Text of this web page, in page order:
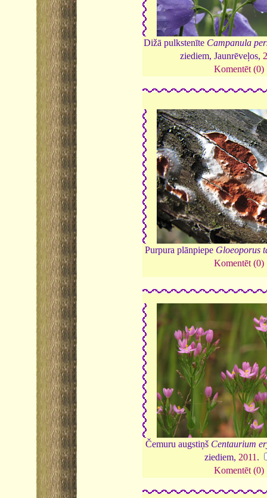
Dižā pulkstenīte Campanula
ziediem, Jaunrēveļos,
Komentēt (0)
Purpura plānpiepe Gloeoporus
Komentēt (0)
Čemuru augstiņš Centaurium
ziediem, 2011 .
Komentēt (0)